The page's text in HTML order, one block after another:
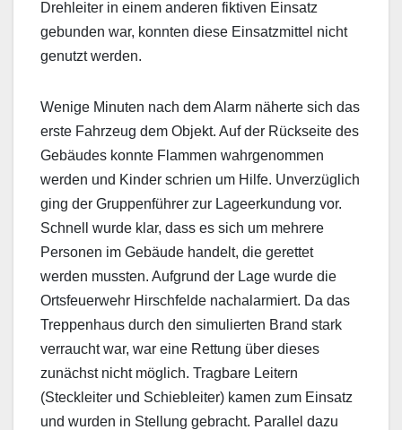
Drehleiter in einem anderen fiktiven Einsatz
gebunden war, konnten diese Einsatzmittel nicht
genutzt werden.
Wenige Minuten nach dem Alarm näherte sich das
erste Fahrzeug dem Objekt. Auf der Rückseite des
Gebäudes konnte Flammen wahrgenommen
werden und Kinder schrien um Hilfe. Unverzüglich
ging der Gruppenführer zur Lageerkundung vor.
Schnell wurde klar, dass es sich um mehrere
Personen im Gebäude handelt, die gerettet
werden mussten. Aufgrund der Lage wurde die
Ortsfeuerwehr Hirschfelde nachalarmiert. Da das
Treppenhaus durch den simulierten Brand stark
verraucht war, war eine Rettung über dieses
zunächst nicht möglich. Tragbare Leitern
(Steckleiter und Schiebleiter) kamen zum Einsatz
und wurden in Stellung gebracht. Parallel dazu